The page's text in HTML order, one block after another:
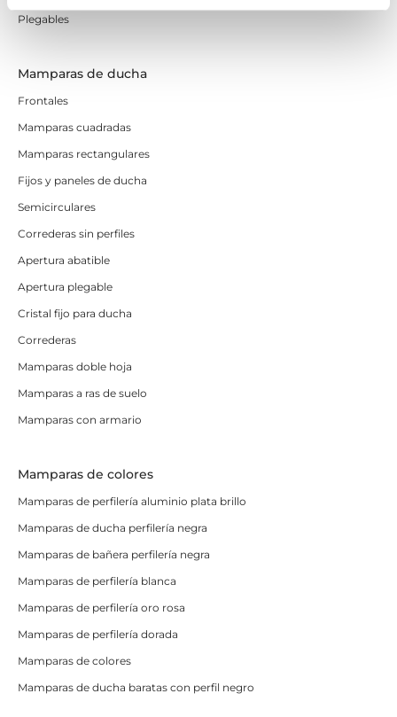
Plegables
Mamparas de ducha
Frontales
Mamparas cuadradas
Mamparas rectangulares
Fijos y paneles de ducha
Semicirculares
Correderas sin perfiles
Apertura abatible
Apertura plegable
Cristal fijo para ducha
Correderas
Mamparas doble hoja
Mamparas a ras de suelo
Mamparas con armario
Mamparas de colores
Mamparas de perfilería aluminio plata brillo
Mamparas de ducha perfilería negra
Mamparas de bañera perfilería negra
Mamparas de perfilería blanca
Mamparas de perfilería oro rosa
Mamparas de perfilería dorada
Mamparas de colores
Mamparas de ducha baratas con perfil negro